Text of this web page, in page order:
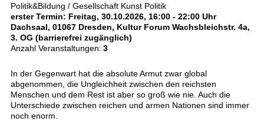
Politik&Bildung / Gesellschaft Kunst Politik
erster Termin: Freitag, 30.10.2026, 16:00 - 22:00 Uhr
Dachsaal, 01067 Dresden, Kultur Forum Wachsbleichstr. 4a,
3. OG (barrierefrei zugänglich)
Anzahl Veranstaltungen: 3
In der Gegenwart hat die absolute Armut zwar global
abgenommen, die Ungleichheit zwischen den reichsten
Menschen und dem Rest ist aber so groß wie nie. Auch die
Unterschiede zwischen reichen und armen Nationen sind immer
noch enorm.